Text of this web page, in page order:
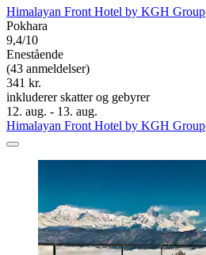
Himalayan Front Hotel by KGH Group
Pokhara
9,4/10
Enestående
(43 anmeldelser)
341 kr.
inkluderer skatter og gebyrer
12. aug. - 13. aug.
Himalayan Front Hotel by KGH Group